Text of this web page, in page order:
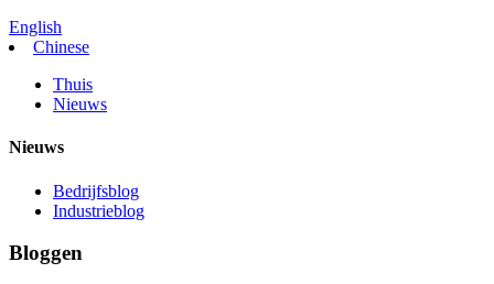
English
Chinese
Thuis
Nieuws
Nieuws
Bedrijfsblog
Industrieblog
Bloggen